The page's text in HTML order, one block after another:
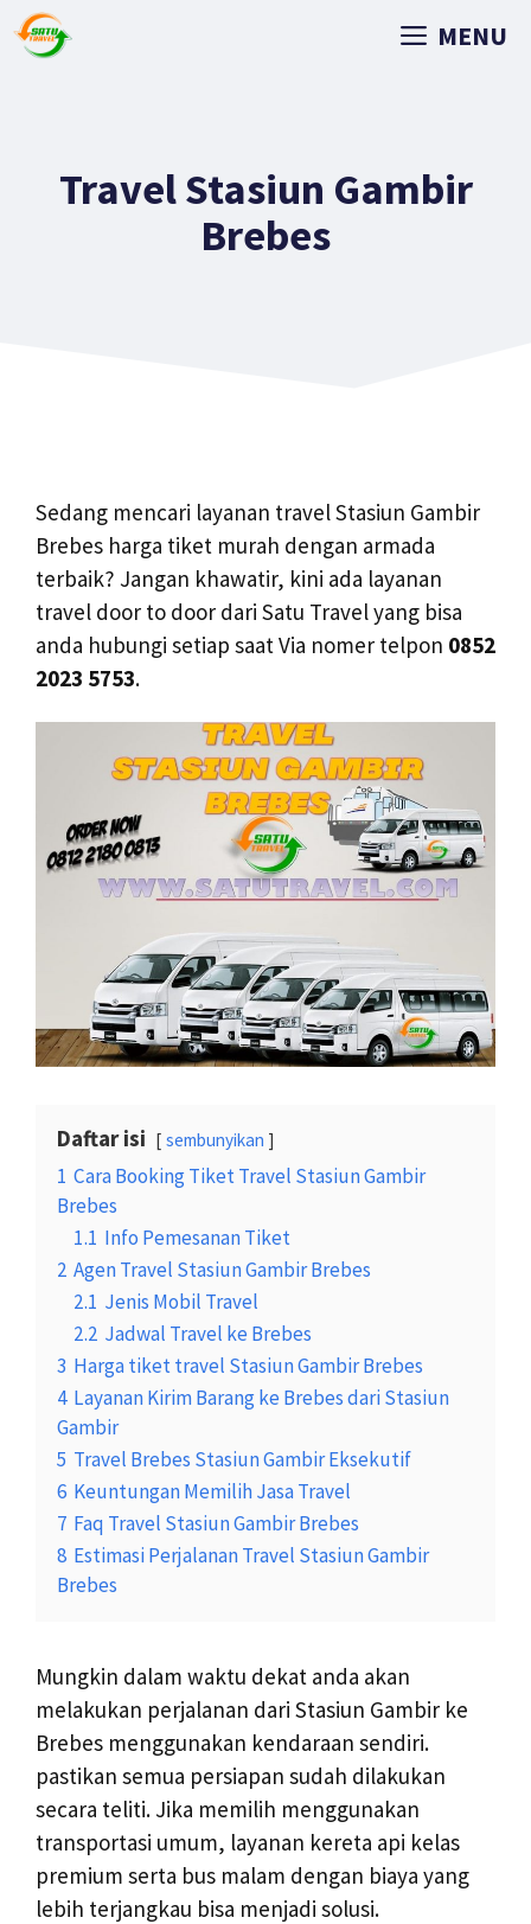
MENU
Travel Stasiun Gambir
Brebes
Sedang mencari layanan travel Stasiun Gambir
Brebes harga tiket murah dengan armada
terbaik? Jangan khawatir, kini ada layanan
travel door to door dari Satu Travel yang bisa
anda hubungi setiap saat Via nomer telpon 0852
2023 5753.
Daftar isi sembunyikan
1 Cara Booking Tiket Travel Stasiun Gambir
Brebes
1.1 Info Pemesanan Tiket
2 Agen Travel Stasiun Gambir Brebes
2.1 Jenis Mobil Travel
2.2 Jadwal Travel ke Brebes
3 Harga tiket travel Stasiun Gambir Brebes
4 Layanan Kirim Barang ke Brebes dari Stasiun
Gambir
5 Travel Brebes Stasiun Gambir Eksekutif
6 Keuntungan Memilih Jasa Travel
7 Faq Travel Stasiun Gambir Brebes
8 Estimasi Perjalanan Travel Stasiun Gambir
Brebes
Mungkin dalam waktu dekat anda akan
melakukan perjalanan dari Stasiun Gambir ke
Brebes menggunakan kendaraan sendiri.
pastikan semua persiapan sudah dilakukan
secara teliti. Jika memilih menggunakan
transportasi umum, layanan kereta api kelas
premium serta bus malam dengan biaya yang
lebih terjangkau bisa menjadi solusi.